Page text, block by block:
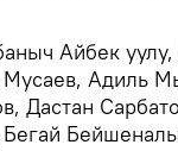
Айбек
Мусаев, Адиль
Дастан